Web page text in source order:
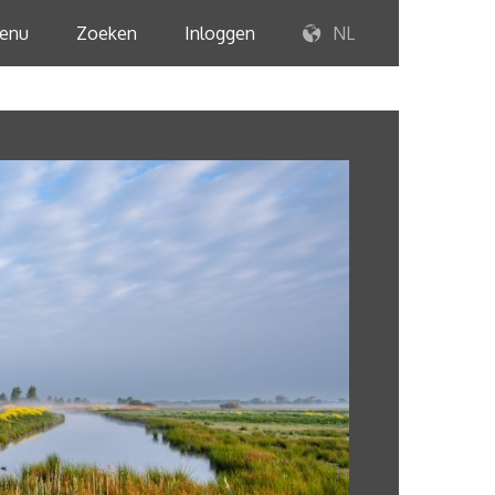
Zoeken Inloggen NL